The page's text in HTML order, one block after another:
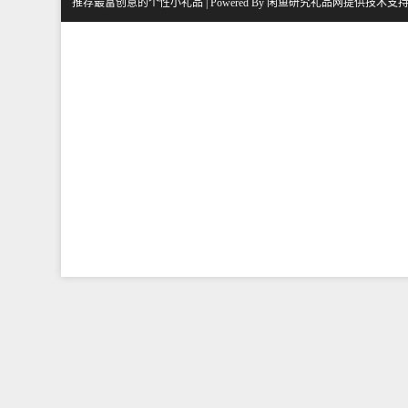
推荐最富创意的个性小礼品 | Powered By 闲鱼研究礼品网提供技术支持